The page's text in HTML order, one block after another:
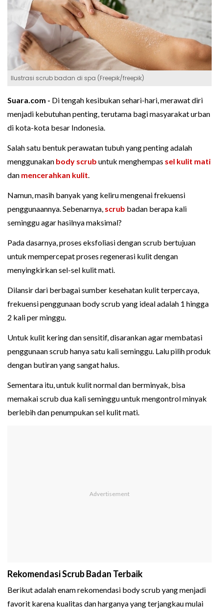
Ilustrasi scrub badan di spa (Freepik/freepik)
Suara.com - Di tengah kesibukan sehari-hari, merawat diri
menjadi kebutuhan penting, terutama bagi masyarakat urban
di kota-kota besar Indonesia.
Salah satu bentuk perawatan tubuh yang penting adalah
menggunakan body scrub untuk menghempas sel kulit mati
dan mencerahkan kulit.
Namun, masih banyak yang keliru mengenai frekuensi
penggunaannya. Sebenarnya, scrub badan berapa kali
seminggu agar hasilnya maksimal?
Pada dasarnya, proses eksfoliasi dengan scrub bertujuan
untuk mempercepat proses regenerasi kulit dengan
menyingkirkan sel-sel kulit mati.
Dilansir dari berbagai sumber kesehatan kulit terpercaya,
frekuensi penggunaan body scrub yang ideal adalah 1 hingga
2 kali per minggu.
Untuk kulit kering dan sensitif, disarankan agar membatasi
penggunaan scrub hanya satu kali seminggu. Lalu pilih produk
dengan butiran yang sangat halus.
Sementara itu, untuk kulit normal dan berminyak, bisa
memakai scrub dua kali seminggu untuk mengontrol minyak
berlebih dan penumpukan sel kulit mati.
Rekomendasi Scrub Badan Terbaik
Berikut adalah enam rekomendasi body scrub yang menjadi
favorit karena kualitas dan harganya yang terjangkau mulai